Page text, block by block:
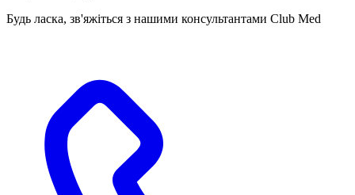
Будь ласка, зв'яжіться з нашими консультантами Club Med